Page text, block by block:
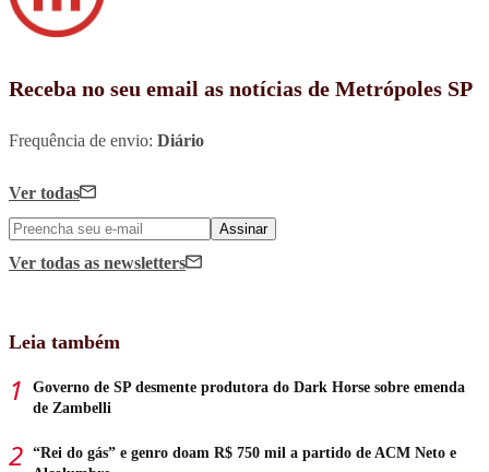
Receba no seu email as notícias de Metrópoles SP
Frequência de envio: Diário
Ver todas
Assinar
Ver todas as newsletters
Leia também
Governo de SP desmente produtora do Dark Horse sobre emenda
de Zambelli
“Rei do gás” e genro doam R$ 750 mil a partido de ACM Neto e